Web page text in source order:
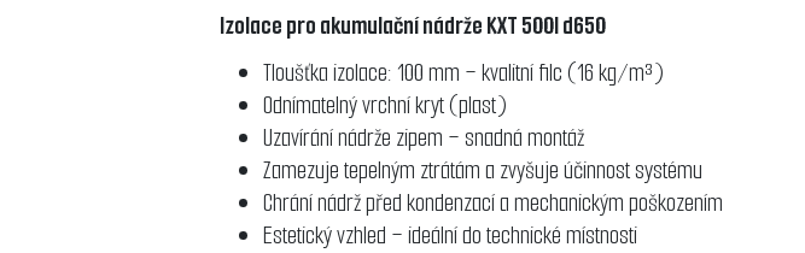
Izolace pro akumulační nádrže KXT 500l d650
Tloušťka izolace: 100 mm – kvalitní filc (16 kg/m³)
Odnímatelný vrchní kryt (plast)
Uzavírání nádrže zipem – snadná montáž
Zamezuje tepelným ztrátám a zvyšuje účinnost systému
Chrání nádrž před kondenzací a mechanickým poškozením
Estetický vzhled – ideální do technické místnosti